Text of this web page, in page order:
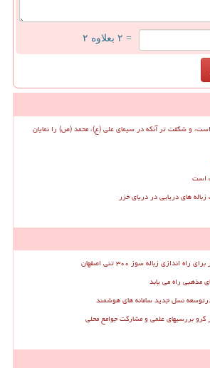
= ۲ بعلاوه ۲
و شگفت تر آنکه در سیمای علی (ع)، محمد (ص) را نمایان
است
های دریایی در دریای خزر
زباله سوز ۳۰۰ تنی اصفهان
مذهبی راه می یابد
نسل جدید سامانه های هوشمند
گرو بررسیهای علمی و مشارکت جوامع محلی